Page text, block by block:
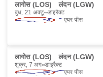
लागोस (LOS) लंदन (LGW)
बुध, 21 अक्टू॰ डाइरैक्ट
एयर पीस
लागोस (LOS) लंदन (LGW)
शुक्र, 7 अग॰ डाइरैक्ट
एयर पीस